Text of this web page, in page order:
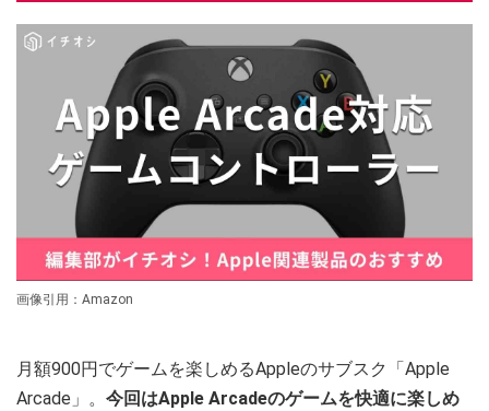
画像引用：Amazon
月額900円でゲームを楽しめるAppleのサブスク「Apple
Arcade」。 今回はApple Arcadeのゲームを快適に楽しめ